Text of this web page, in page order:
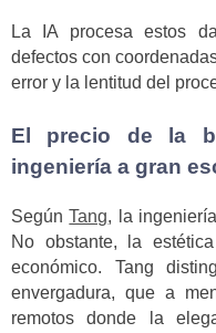
La IA procesa estos
defectos con
error y la lentitud del
El precio de la
ingeniería a gran
SegúnTang, la
No obstante, la
económico. Tang
envergadura, que a
remotos donde la